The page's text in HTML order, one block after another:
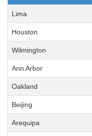
Lima
Houston
Wilmington
Ann Arbor
Oakland
Beijing
Arequipa